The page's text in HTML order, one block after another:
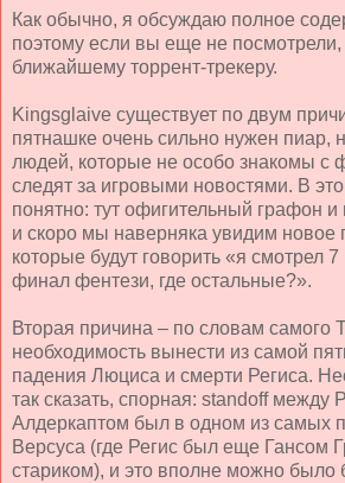
Как обычно, я обсуждаю полное
поэтому если вы еще не посмотрели,
ближайшему торрент-трекеру.
Kingsglaive существует по двум
пятнашке очень сильно нужен пиар,
людей, которые не особо знакомы с
следят за игровыми новостями. В
понятно: тут офигительный графон и
и скоро мы наверняка увидим новое
которые будут говорить «я смотрел
финал фентези, где остальные?».
Вторая причина – по словам самого
необходимость вынести из самой
падения Люциса и смерти Региса.
так сказать, спорная: standoffмежду
Алдеркаптом был в одном из самых
Версуса (где Регис был еще Гансом
стариком), и это вполне можно было